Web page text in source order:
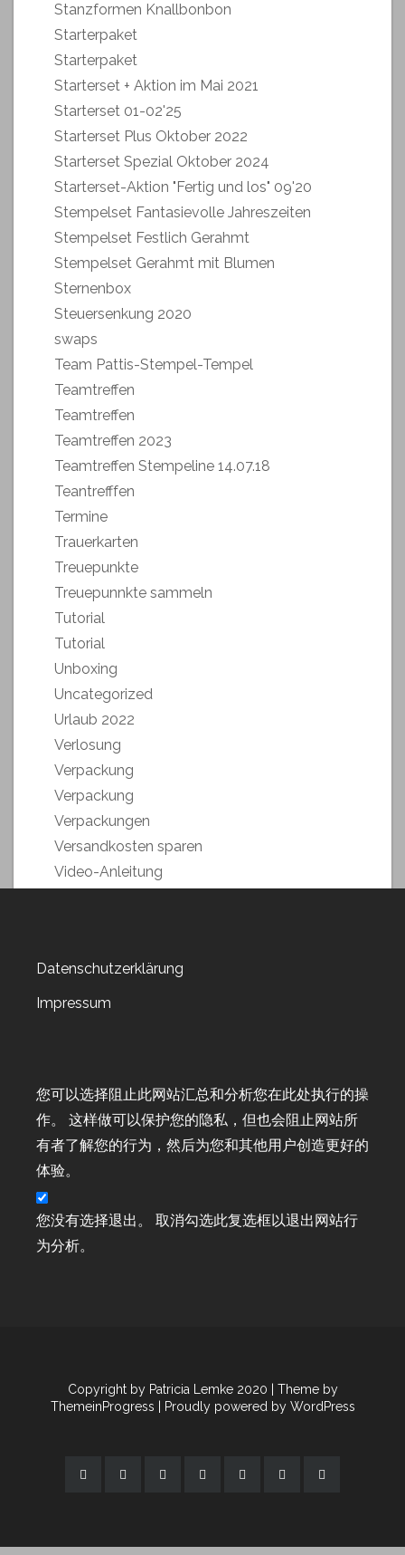
Stanzformen Knallbonbon
Starterpaket
Starterpaket
Starterset + Aktion im Mai 2021
Starterset 01-02'25
Starterset Plus Oktober 2022
Starterset Spezial Oktober 2024
Starterset-Aktion "Fertig und los" 09'20
Stempelset Fantasievolle Jahreszeiten
Stempelset Festlich Gerahmt
Stempelset Gerahmt mit Blumen
Sternenbox
Steuersenkung 2020
swaps
Team Pattis-Stempel-Tempel
Teamtreffen
Teamtreffen
Teamtreffen 2023
Teamtreffen Stempeline 14.07.18
Teantrefffen
Termine
Trauerkarten
Treuepunkte
Treuepunnkte sammeln
Tutorial
Tutorial
Unboxing
Uncategorized
Urlaub 2022
Verlosung
Verpackung
Verpackung
Verpackungen
Versandkosten sparen
Video-Anleitung
Weltkartenbasteltag 2019
Weltkartenbasteltag 2020
Workshop
Workshop-Goodies
Workshop-Termine
Workshop-Termine
Workshop-Termine 2024
Wunderbare Weihnachtszeit ab 01.11.19
YouTube Hop Bunte Stempelrunde
YouTube Live Basteln
Datenschutzerklärung
Impressum
您可以选择阻止此网站汇总和分析您在此处执行的操
作。 这样做可以保护您的隐私，但也会阻止网站所
有者了解您的行为，然后为您和其他用户创造更好的
体验。
您没有选择退出。 取消勾选此复选框以退出网站行
为分析。
Copyright by Patricia Lemke 2020
| Theme by
ThemeinProgress
| Proudly powered by WordPress